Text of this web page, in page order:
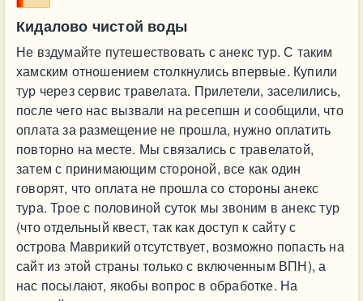
Кидалово чистой воды
Не вздумайте путешествовать с анекс тур. С таким
хамским отношением столкнулись впервые. Купили
тур через сервис травелата. Прилетели, заселились,
после чего нас вызвали на ресепшн и сообщили, что
оплата за размещение не прошла, нужно оплатить
повторно на месте. Мы связались с травелатой,
затем с принимающим стороной, все как один
говорят, что оплата не прошла со стороны анекс
тура. Трое с половиной суток мы звоним в анекс тур
(что отдельный квест, так как доступ к сайту с
острова Маврикий отсутствует, возможно попасть на
сайт из этой страны только с включенным ВПН), а
нас посылают, якобы вопрос в обработке. На